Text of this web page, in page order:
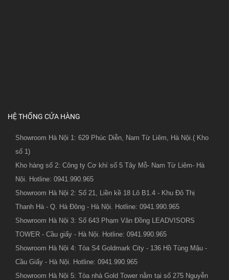
HỆ THỐNG CỬA HÀNG
Showroom Hà Nội 1: 629 Phúc Diễn, Nam Từ Liêm, Hà Nội.( Kho
số 1)
Kho hàng số 2: Công ty Cơ khí số 5 Tây Mỗ- Nam Từ Liêm- Hà
Nội. Hotline: 0941.990.965
Showroom Hà Nội 2: Số 21, Liền kề 18 Lô B1.4 - Khu Đô Thị
Thanh Hà - Q. Hà Đông - Hà Nội. Hotline: 0941.990.965
Showroom Hà Nội 3: Số 643 Phạm Văn Đồng LEADVISORS
TOWER - Cầu giấy - Hà Nội. Hotline: 0941.990.965
Showroom Hà Nội 4: Tòa S4 Goldmark City - 136 Hồ Tùng Mậu -
Cầu Giấy - Hà Nội. Hotline: 0941.990.965
Showroom Hà Nội 5: Tòa nhà Gold Tower nằm tại số 275 Nguyễn